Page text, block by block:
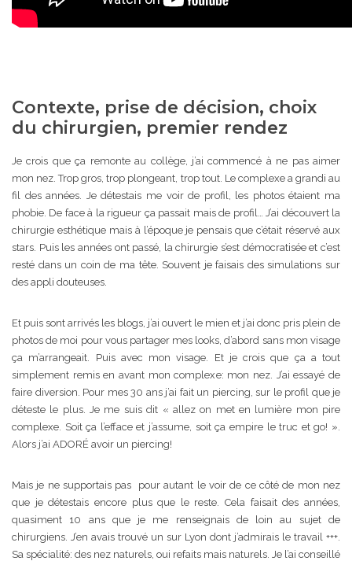
Contexte, prise de décision, choix
du chirurgien, premier rendez
Je crois que ça remonte au collège, j’ai commencé à ne pas aimer
mon nez. Trop gros, trop plongeant, trop tout. Le complexe a grandi au
fil des années. Je détestais me voir de profil, les photos étaient ma
phobie. De face à la rigueur ça passait mais de profil… J’ai découvert la
chirurgie esthétique mais à l’époque je pensais que c’était réservé aux
stars. Puis les années ont passé, la chirurgie s’est démocratisée et c’est
resté dans un coin de ma tête. Souvent je faisais des simulations sur
des appli douteuses.
Et puis sont arrivés les blogs, j’ai ouvert le mien et j’ai donc pris plein de
photos de moi pour vous partager mes looks, d’abord sans mon visage
ça m’arrangeait. Puis avec mon visage. Et je crois que ça a tout
simplement remis en avant mon complexe: mon nez. J’ai essayé de
faire diversion. Pour mes 30 ans j’ai fait un piercing, sur le profil que je
déteste le plus. Je me suis dit « allez on met en lumière mon pire
complexe. Soit ça l’efface et j’assume, soit ça empire le truc et go! ».
Alors j’ai ADORÉ avoir un piercing!
Mais je ne supportais pas pour autant le voir de ce côté de mon nez
que je détestais encore plus que le reste. Cela faisait des années,
quasiment 10 ans que je me renseignais de loin au sujet de
chirurgiens. J’en avais trouvé un sur Lyon dont j’admirais le travail +++.
Sa spécialité: des nez naturels, oui refaits mais naturels. Je l’ai conseillé